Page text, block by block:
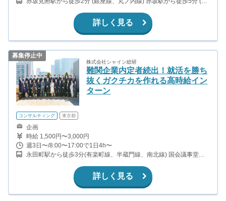
王駅から徒歩7分 (銀座線、南北線)
詳しく見る
募集停止中
株式会社シャイン総研
難関企業内定者続出！就活を勝ち
抜くガクチカを作れる高時給イン
ターン
コンサルティング 東京都
企画
時給 1,500円〜3,000円
週3日〜/8:00〜17:00で1日4h〜
永田町駅から徒歩3分(有楽町線、半蔵門線、南北線) 国会議事堂前
線、丸ノ内線) 溜池山王駅から徒歩8分(銀座線、南北線)
詳しく見る